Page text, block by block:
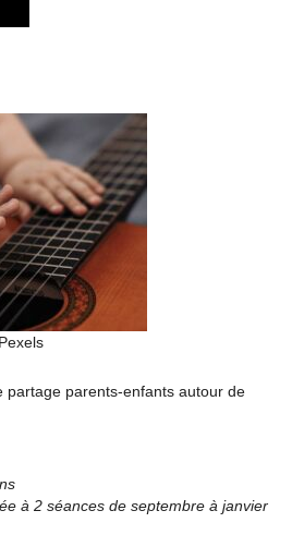
partage parents-enfants autour de
à 2 séances de septembre à janvier